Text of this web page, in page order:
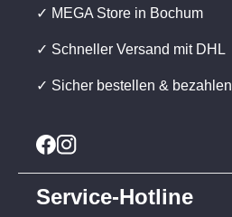
✓ MEGA Store in Bochum
✓ Schneller Versand mit DHL
✓ Sicher bestellen & bezahlen
Service-Hotline